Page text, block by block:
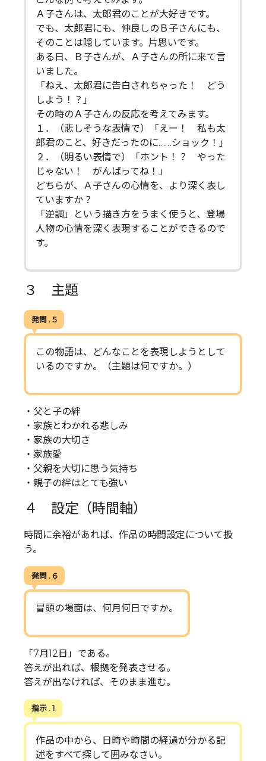
Ａ子さんは、太郎君のことが大好きです。
でも、太郎君にも、仲良しのＢ子さんにも、
そのことは隠しています。片思いです。
ある日、Ｂ子さんが、Ａ子さんの所に来て言
いました。
「ねえ、太郎君に告白されちゃった！ どう
しよう！？」
その時のＡ子さんの反応を考えてみます。
１．（悲しそうな表情で）「えー！ 私も太
郎君のこと、好きだったのに……ショック！」
２．（明るい表情で）「ホント！？ やった
じゃない！ がんばってね！」
どちらが、Ａ子さんの心情を、より深く表し
ていますか？
「逆調」という描き方をうまく使うと、登場
人物の心情を深く表現することができるので
す。
３ 主題
発問 . 5
この物語は、どんなことを表現しようとして
いるのですか。（主題は何ですか。）
・父と子の絆
・家族とわかれる悲しみ
・家族の大切さ
・家族愛
・父親を大切に思う気持ち
・親子の絆はとても強い
４ 設定（時間軸）
時間に余裕があれば、作品の時間設定について扱
う。
発問 . 6
冒頭の場面は、何月何日ですか。
「7月12日」である。
答えが出れば、根拠を発表させる。
答えが出なければ、そのまま進む。
指示 . 1
作品の中から、日時や時間の経過が分かる記
述をすべて探して囲みなさい。